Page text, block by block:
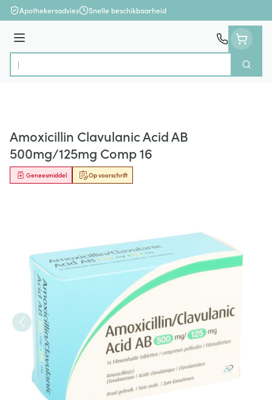
Ga naar de inhoud
Apothekersadvies Snelle beschikbaarheid
Menu
Product, merk, categorie...
Zoek
Amoxicillin Clavulanic Acid AB
500mg/125mg Comp 16
Op voorschrift
Geneesmiddel